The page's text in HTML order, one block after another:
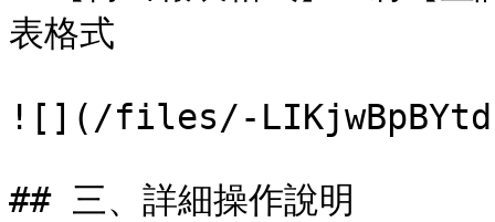
表格式
![](/files/-
## 三、詳細操作說明